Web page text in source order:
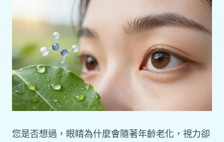
您是否想過，眼睛為什麼會隨著年齡老化，視力卻